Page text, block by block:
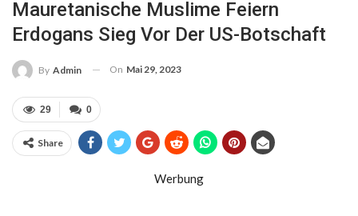
Mauretanische Muslime Feiern
Erdogans Sieg Vor Der US-Botschaft
By Admin On Mai 29, 2023
0
29
Share
Werbung